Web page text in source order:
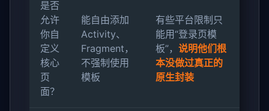
是否
允许
你自
定义
核心
页
面？
能自由添加
Activity、
Fragment，
不强制使用
模板
有些平台限制只
能用“登录页模
板”， 说明他们根
本没做过真正的
原生封装